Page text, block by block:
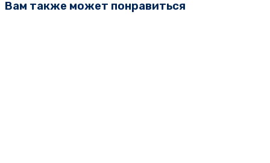
Вам также может понравиться